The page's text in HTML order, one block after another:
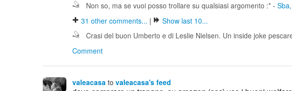
Non so, ma se vuoi posso trollare su qualsiasi argomento :* -
31 other comments... |
Show last 10...
Crasi del buon Umberto e di Leslie Nielsen. Un inside joke
Comment
valeacasa to valeacasa's feed